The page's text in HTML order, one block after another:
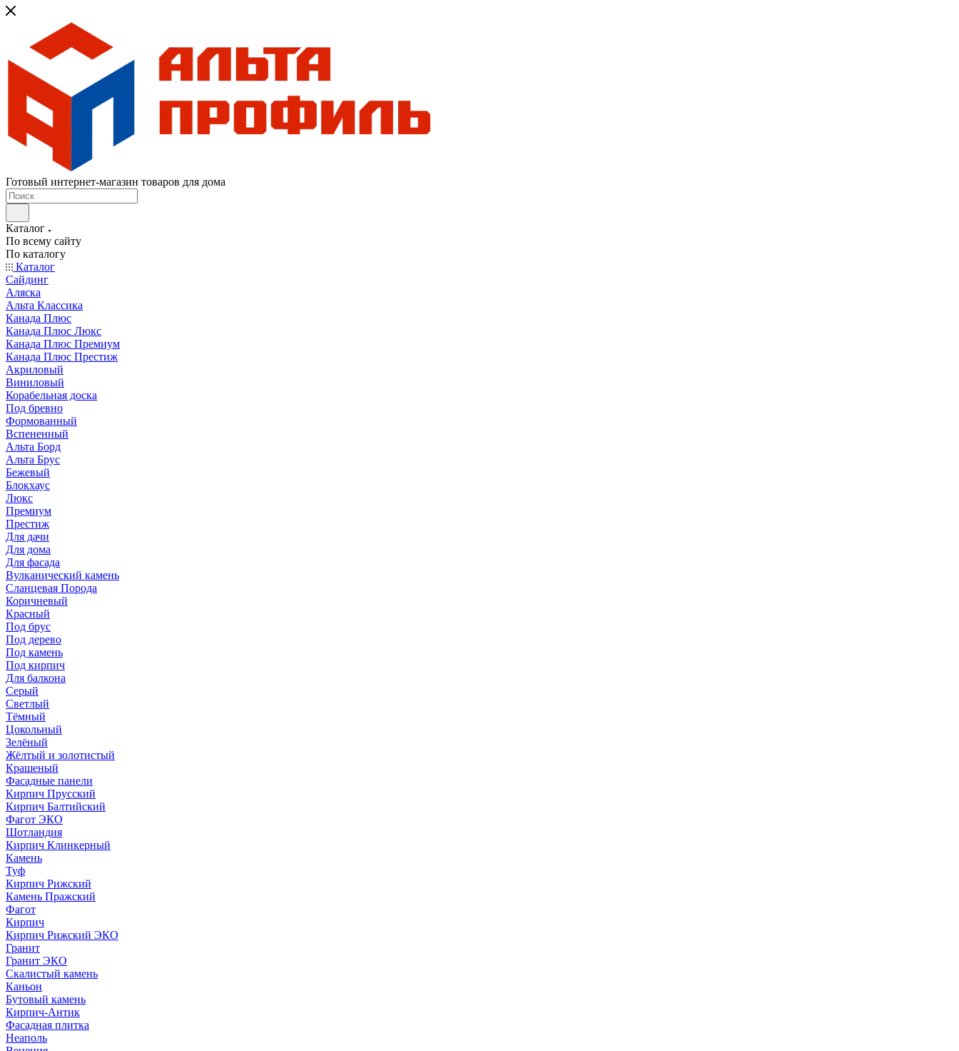
Готовый интернет-магазин товаров для дома
Каталог
По всему сайту
По каталогу
Каталог
Сайдинг
Аляска
Альта Классика
Канада Плюс
Канада Плюс Люкс
Канада Плюс Премиум
Канада Плюс Престиж
Акриловый
Виниловый
Корабельная доска
Под бревно
Формованный
Вспененный
Альта Борд
Альта Брус
Бежевый
Блокхаус
Люкс
Премиум
Престиж
Для дачи
Для дома
Для фасада
Вулканический камень
Сланцевая Порода
Коричневый
Красный
Под брус
Под дерево
Под камень
Под кирпич
Для балкона
Серый
Светлый
Тёмный
Цокольный
Зелёный
Жёлтый и золотистый
Крашеный
Фасадные панели
Кирпич Прусский
Кирпич Балтийский
Фагот ЭКО
Шотландия
Кирпич Клинкерный
Камень
Туф
Кирпич Рижский
Камень Пражский
Фагот
Кирпич
Кирпич Рижский ЭКО
Гранит
Гранит ЭКО
Скалистый камень
Каньон
Бутовый камень
Кирпич-Антик
Фасадная плитка
Неаполь